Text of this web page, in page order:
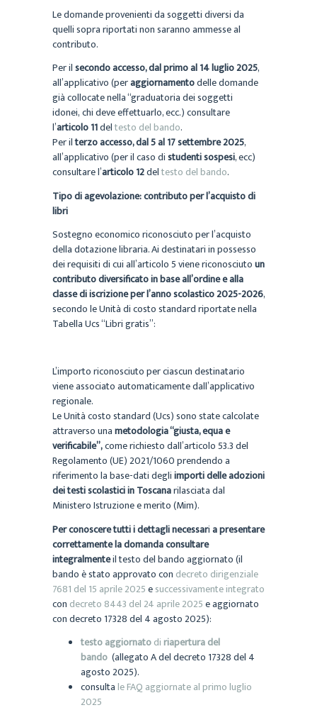
Le domande provenienti da soggetti diversi da
quelli sopra riportati non saranno ammesse al
contributo.
Per ilsecondo accesso, dal primo al 14 luglio 2025,
all’applicativo (peraggiornamentodelle domande
già collocate nella “graduatoria dei soggetti
idonei, chi deve effettuarlo, ecc.) consultare
l’articolo 11deltesto del bando.
Per ilterzo accesso, dal 5 al 17 settembre 2025,
all’applicativo (per il caso distudenti sospesi, ecc)
consultare l’articolo 12deltesto del bando.
Tipo di agevolazione: contributo per l’acquisto di
libri
Sostegno economico riconosciuto per l’acquisto
della dotazione libraria. Ai destinatari in possesso
dei requisiti di cui all’articolo 5 viene riconosciutoun
contributo diversificato in base all’ordine e alla
classe di iscrizione per l’anno scolastico 2025-2026,
secondo le Unità di costo standard riportate nella
Tabella Ucs “Libri gratis”:
L’importo riconosciuto per ciascun destinatario
viene associato automaticamente dall’applicativo
regionale.
Le Unità costo standard (Ucs) sono state calcolate
attraverso unametodologia “giusta, equa e
verificabile”,come richiesto dall’articolo 53.3 del
Regolamento (UE) 2021/1060 prendendo a
riferimento la base-dati degliimporti delle adozioni
dei testi scolastici in Toscanarilasciata dal
Ministero Istruzione e merito (Mim).
Per conoscere tutti i dettagli necessaria presentare
correttamente la domanda consultare
integralmenteil testo del bando aggiornato (il
bando è stato approvato con decreto dirigenziale
7681 del 15 aprile 2025esuccessivamente integrato
con decreto 8443 del 24 aprile 2025e aggiornato
con decreto 17328 del 4 agosto 2025):
testoaggiornatodiriapertura del
bando (allegato A del decreto 17328 del 4
agosto 2025).
consultale FAQ aggiornate al primo luglio
2025